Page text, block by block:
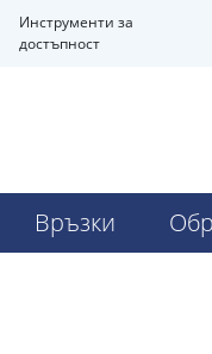
Инструменти за
достъпност
Връзки